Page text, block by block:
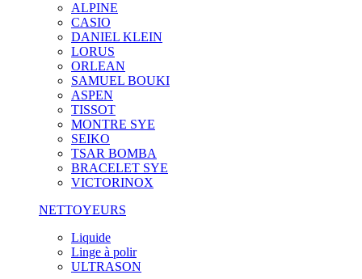
ALPINE
CASIO
DANIEL KLEIN
LORUS
ORLEAN
SAMUEL BOUKI
ASPEN
TISSOT
MONTRE SYE
SEIKO
TSAR BOMBA
BRACELET SYE
VICTORINOX
NETTOYEURS
Liquide
Linge à polir
ULTRASON